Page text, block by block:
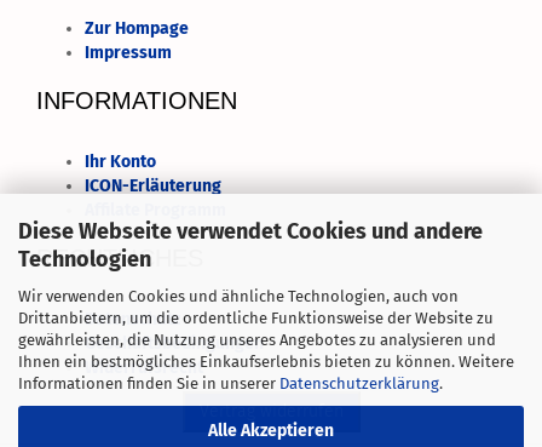
Diese Webseite verwendet Cookies und andere
Technologien
Wir verwenden Cookies und ähnliche Technologien, auch von
Drittanbietern, um die ordentliche Funktionsweise der Website zu
gewährleisten, die Nutzung unseres Angebotes zu analysieren und
Ihnen ein bestmögliches Einkaufserlebnis bieten zu können. Weitere
Informationen finden Sie in unserer Datenschutzerklärung.
Alle Akzeptieren
Zur Hompage
Impressum
INFORMATIONEN
Ihr Konto
ICON-Erläuterung
RECHTLICHES
Datenschutz
Geschäftsbedingungen
Widerrufsrecht